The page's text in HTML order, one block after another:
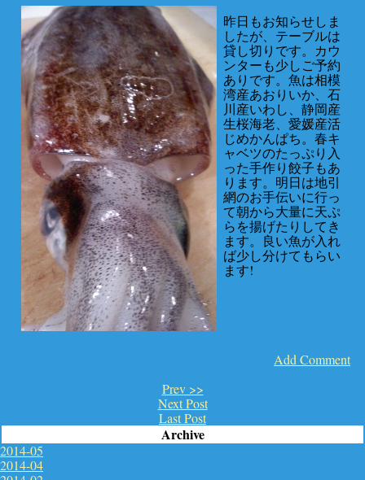
昨日もお知らせしま
したが、テーブルは
貸し切りです。カウ
ンターも少しご予約
ありです。魚は相模
湾産あおりいか、石
川産いわし、静岡産
生桜海老、愛媛産活
じめかんぱち。春キ
ャベツのたっぷり入
った手作り餃子もあ
ります。明日は地引
網のお手伝いに行っ
て朝から大量に天ぷ
らを揚げたりしてき
ます。良い魚が入れ
ば少し分けてもらい
ます!
Add Comment
Prev >>
Next Post
Last Post
Archive
2014-05
2014-04